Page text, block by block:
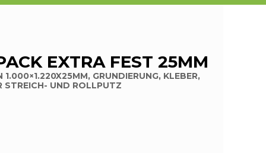
EXTRA FEST 25MM
GRUNDIERUNG, KLEBER,
STREICH- UND ROLLPUTZ